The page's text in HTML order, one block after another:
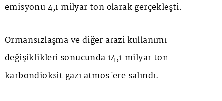
emisyonu 4,1 milyar ton olarak gerçekleşti.
Ormansızlaşma ve diğer arazi kullanımı
değişiklikleri sonucunda 14,1 milyar ton
karbondioksit gazı atmosfere salındı.